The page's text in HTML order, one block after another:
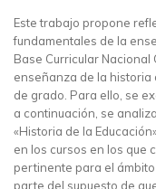
Este trabajo propone
fundamentales de la
Base Curricular Nacional
enseñanza de la historia
de grado. Para ello, se
a continuación, se
«Historia de la
en los cursos en los que
pertinente para el
parte del supuesto de